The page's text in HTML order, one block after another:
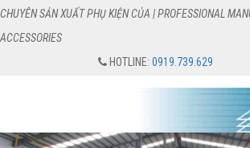
CHUYÊN SẢN XUẤT PHỤ KIỆN CỦA | PROFESSIONAL
ACCESSORIES
HOTLINE: 0919.739.629